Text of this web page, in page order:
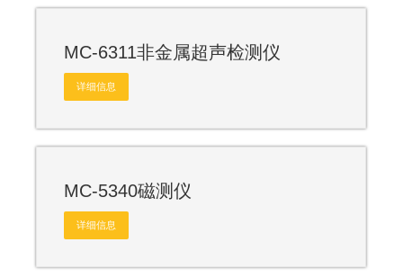
MC-6311非金属超声检测仪
详细信息
MC-5340磁测仪
详细信息